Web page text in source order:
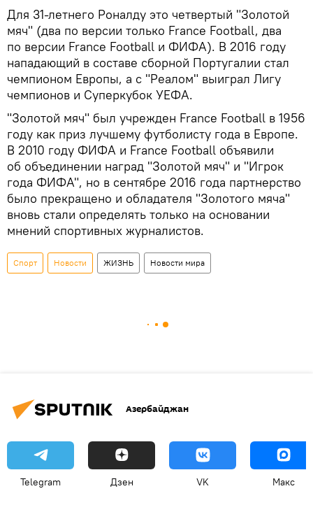
Для 31-летнего Роналду это четвертый "Золотой
мяч" (два по версии только France Football, два
по версии France Football и ФИФА). В 2016 году
нападающий в составе сборной Португалии стал
чемпионом Европы, а с "Реалом" выиграл Лигу
чемпионов и Суперкубок УЕФА.
"Золотой мяч" был учрежден France Football в 1956
году как приз лучшему футболисту года в Европе.
В 2010 году ФИФА и France Football объявили
об объединении наград "Золотой мяч" и "Игрок
года ФИФА", но в сентябре 2016 года партнерство
было прекращено и обладателя "Золотого мяча"
вновь стали определять только на основании
мнений спортивных журналистов.
Спорт Новости ЖИЗНЬ Новости мира
Азербайджан
Telegram Дзен VK Макс